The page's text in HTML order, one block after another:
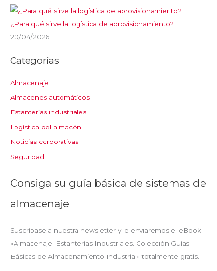
¿Para qué sirve la logística de aprovisionamiento?
20/04/2026
Categorías
Almacenaje
Almacenes automáticos
Estanterías industriales
Logística del almacén
Noticias corporativas
Seguridad
Consiga su guía básica de sistemas de
almacenaje
Suscríbase a nuestra newsletter y le enviaremos el eBook
«Almacenaje: Estanterías Industriales. Colección Guías
Básicas de Almacenamiento Industrial» totalmente gratis.